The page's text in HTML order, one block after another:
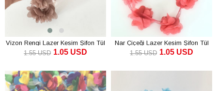
Vizon Rengi Lazer Kesim Şifon Tül
Çiçek
1.05 USD
1.55 USD
Nar Çiçeği Lazer Kesim Şifon Tül
Çiçek
1.05 USD
1.55 USD